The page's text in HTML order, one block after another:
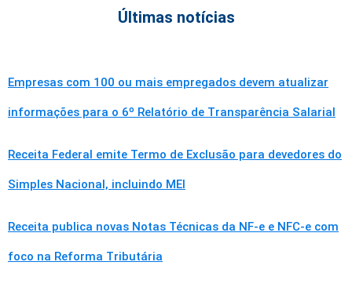
Últimas notícias
Empresas com 100 ou mais empregados devem atualizar
informações para o 6º Relatório de Transparência Salarial
Receita Federal emite Termo de Exclusão para devedores do
Simples Nacional, incluindo MEI
Receita publica novas Notas Técnicas da NF-e e NFC-e com
foco na Reforma Tributária